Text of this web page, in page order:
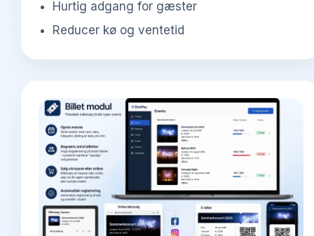
Hurtig adgang for gæster
Reducer kø og ventetid